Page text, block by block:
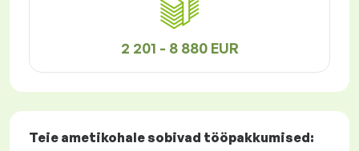
2 201 - 8 880 EUR
Teie ametikohale sobivad tööpakkumised: